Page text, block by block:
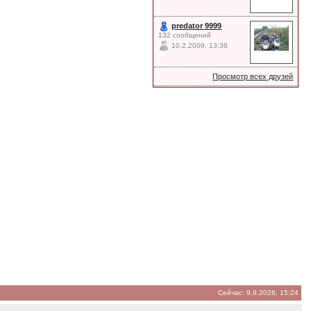
predator 9999
132 сообщений
10.2.2009, 13:36
Просмотр всех друзей
Сейчас: 9.8.2026, 15:24